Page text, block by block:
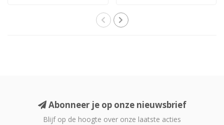
Abonneer je op onze nieuwsbrief
Blijf op de hoogte over onze laatste acties